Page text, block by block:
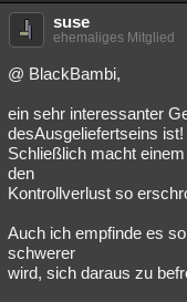
suse
ehemaliges Mitglied
@ BlackBambi,
ein sehr interessanter
desAusgeliefertseins ist!
Schließlich macht
den
Kontrollverlust so
Auch ich empfinde es
schwerer
wird, sich daraus zu